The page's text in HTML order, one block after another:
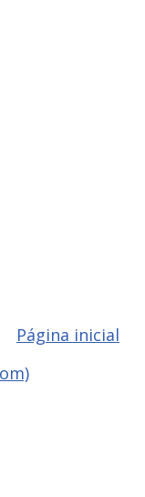
Página inicial